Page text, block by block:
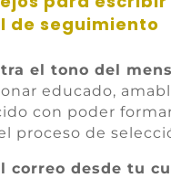
de seguimiento
el tono del
educado,
con poder
proceso de
correo desde tu